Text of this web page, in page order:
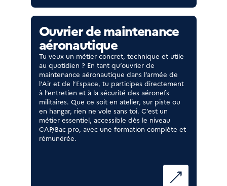
Ouvrier de maintenance
aéronautique
Tu veux un métier concret, technique et utile
au quotidien ? En tant qu’ouvrier de
maintenance aéronautique dans l’armée de
l’Air et de l’Espace, tu participes directement
à l’entretien et à la sécurité des aéronefs
militaires. Que ce soit en atelier, sur piste ou
en hangar, rien ne vole sans toi. C’est un
métier essentiel, accessible dès le niveau
CAP/Bac pro, avec une formation complète et
rémunérée.